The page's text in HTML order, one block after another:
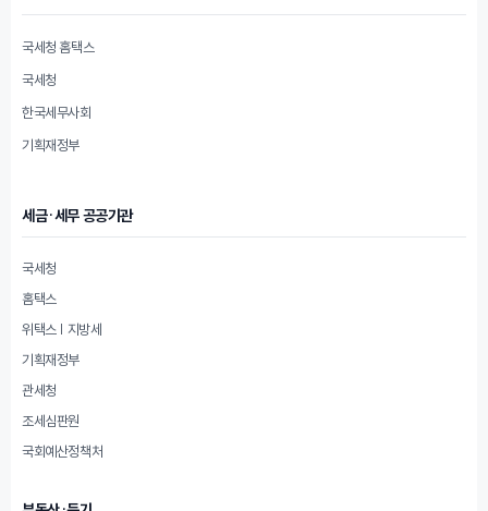
국세청 홈택스
국세청
한국세무사회
기획재정부
세금·세무 공공기관
국세청
홈택스
위택스 | 지방세
기획재정부
관세청
조세심판원
국회예산정책처